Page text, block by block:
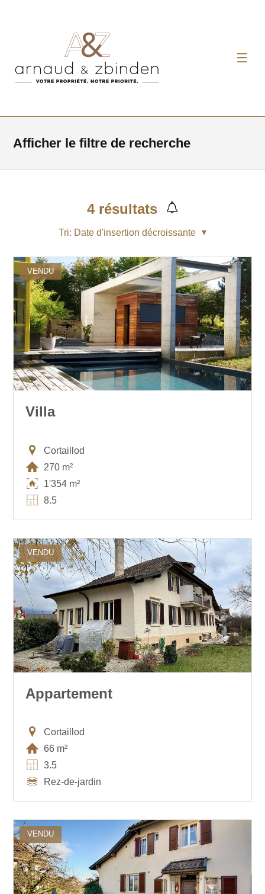
Afficher le filtre de recherche
4résultats
Tri: Date d'insertion décroissante
VENDU
Villa
Cortaillod
270 m²
1'354 m²
8.5
VENDU
Appartement
Cortaillod
66 m²
3.5
Rez-de-jardin
VENDU